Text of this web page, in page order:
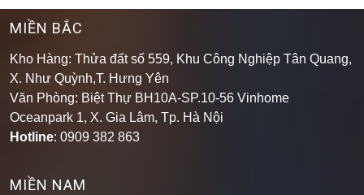
MIỀN BẮC
Kho Hàng: Thửa đất số 559, Khu Công Nghiệp Tân Quang,
X. Như Quỳnh,T. Hưng Yên
Văn Phòng: Biệt Thự BH10A-SP.10-56 Vinhome
Oceanpark 1, X. Gia Lâm, Tp. Hà Nội
Hotline: 0909 382 863
MIỀN NAM